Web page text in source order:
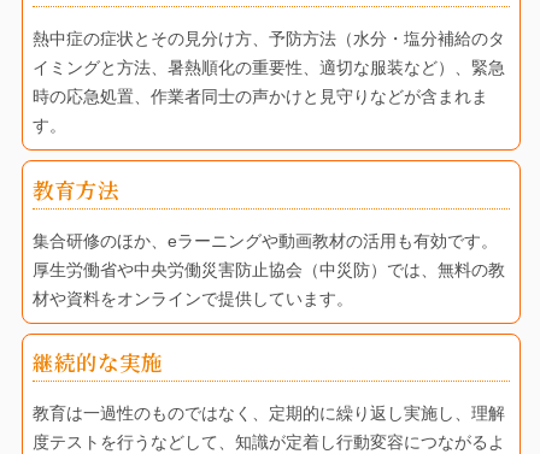
熱中症の症状とその見分け方、予防方法（水分・塩分補給のタ
イミングと方法、暑熱順化の重要性、適切な服装など）、緊急
時の応急処置、作業者同士の声かけと見守りなどが含まれま
す。
教育方法
集合研修のほか、eラーニングや動画教材の活用も有効です。
厚生労働省や中央労働災害防止協会（中災防）では、無料の教
材や資料をオンラインで提供しています。
継続的な実施
教育は一過性のものではなく、定期的に繰り返し実施し、理解
度テストを行うなどして、知識が定着し行動変容につながるよ